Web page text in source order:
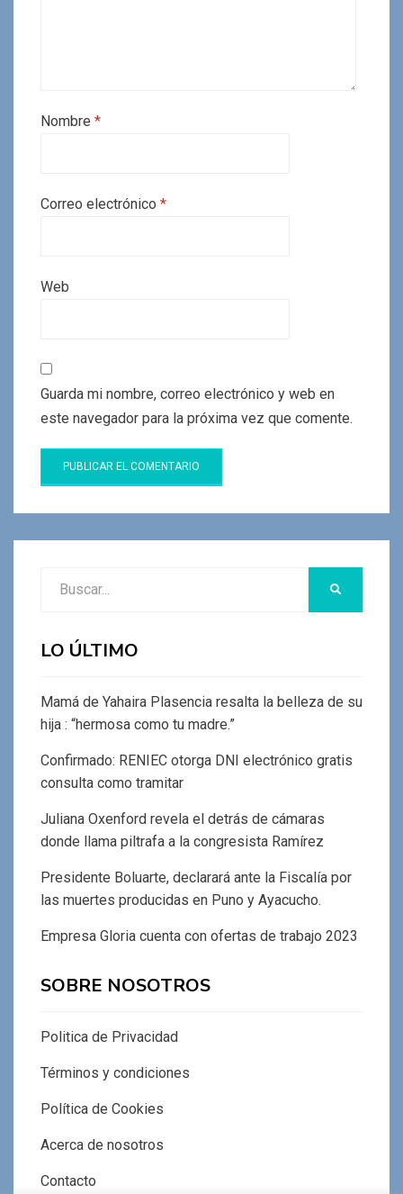
Nombre *
Correo electrónico *
Web
Guarda mi nombre, correo electrónico y web en
este navegador para la próxima vez que comente.
LO ÚLTIMO
Mamá de Yahaira Plasencia resalta la belleza de su
hija : “hermosa como tu madre.”
Confirmado: RENIEC otorga DNI electrónico gratis
consulta como tramitar
Juliana Oxenford revela el detrás de cámaras
donde llama piltrafa a la congresista Ramírez
Presidente Boluarte, declarará ante la Fiscalía por
las muertes producidas en Puno y Ayacucho.
Empresa Gloria cuenta con ofertas de trabajo 2023
SOBRE NOSOTROS
Politica de Privacidad
Términos y condiciones
Política de Cookies
Acerca de nosotros
Contacto